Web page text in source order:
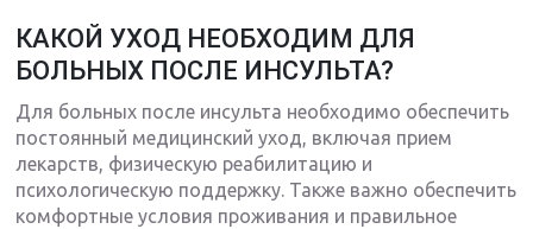
КАКОЙ УХОД НЕОБХОДИМ ДЛЯ
БОЛЬНЫХ ПОСЛЕ ИНСУЛЬТА?
Для больных после инсульта необходимо обеспечить
постоянный медицинский уход, включая прием
лекарств, физическую реабилитацию и
психологическую поддержку. Также важно обеспечить
комфортные условия проживания и правильное